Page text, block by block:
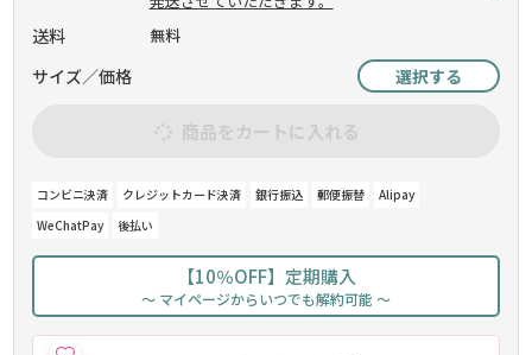
送料 無料
サイズ／価格 選択する
商品をカートに入れる
コンビニ決済 クレジットカード決済 銀行振込 郵便振替
Alipay
WeChatPay
後払い
【10％OFF】定期購入
～ マイページからいつでも解約可能 ～